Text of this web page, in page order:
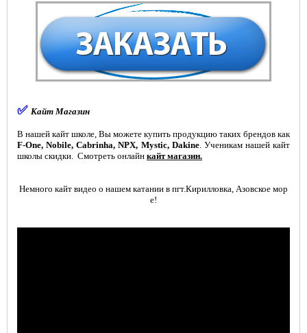
✅ Кайт Магазин
В нашей кайт школе, Вы можете купить продукцию таких брендов как
F-One, Nobile, Cabrinha, NPX, Mystic, Dakine. Ученикам нашей кайт
школы скидки. Смотреть онлайн кайт магазин.
Немного кайт видео о нашем катании в пгт.Кирилловка, Азовское мор
е!
Kiteprotect - жидкость для